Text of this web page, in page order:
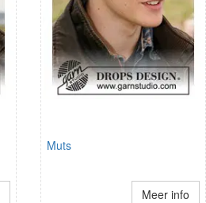
Muts
Meer info